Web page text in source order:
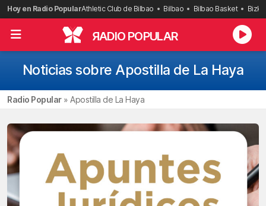
Saltar
al
contenido
Hoy en Radio PopularAthletic Club de Bilbao Bilbao Bilbao Basket
RADIO POPULAR
Noticias sobre Apostilla de La Haya
Radio Popular» Apostilla de La Haya